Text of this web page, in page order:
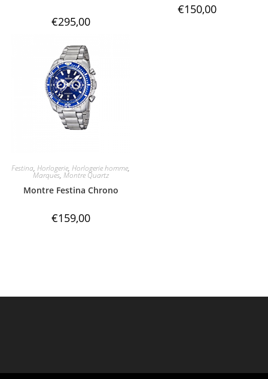
€295,00
€150,00
Festina,Horlogerie,Horlogerie homme,
Marques, Montre Quartz
Montre Festina Chrono
€159,00